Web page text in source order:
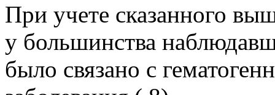
При учете сказанного
у большинства
было связано с